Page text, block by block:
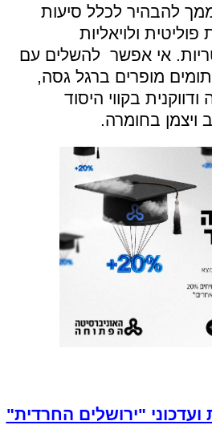
להבהיר לכלל סיעות
ולויאליות
אי אפשר להשלים עם
מופרים ברגל גסה,
בקווי היסוד
בחומרה.
"ירושלים החרדית"